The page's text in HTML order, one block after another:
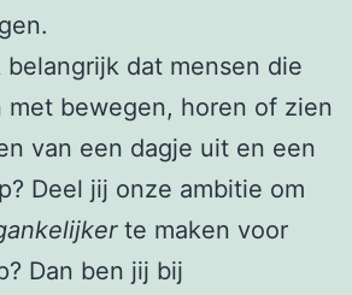
dat mensen die
met bewegen, horen of zien
van een dagje uit en een
Deel jij onze ambitie om
te maken voor
Dan ben jij bij